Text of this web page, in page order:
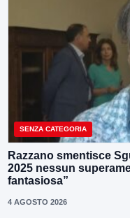
SENZA CATEGORIA
Razzano smentisce
2025 nessun
fantasiosa”
4 AGOSTO 2026